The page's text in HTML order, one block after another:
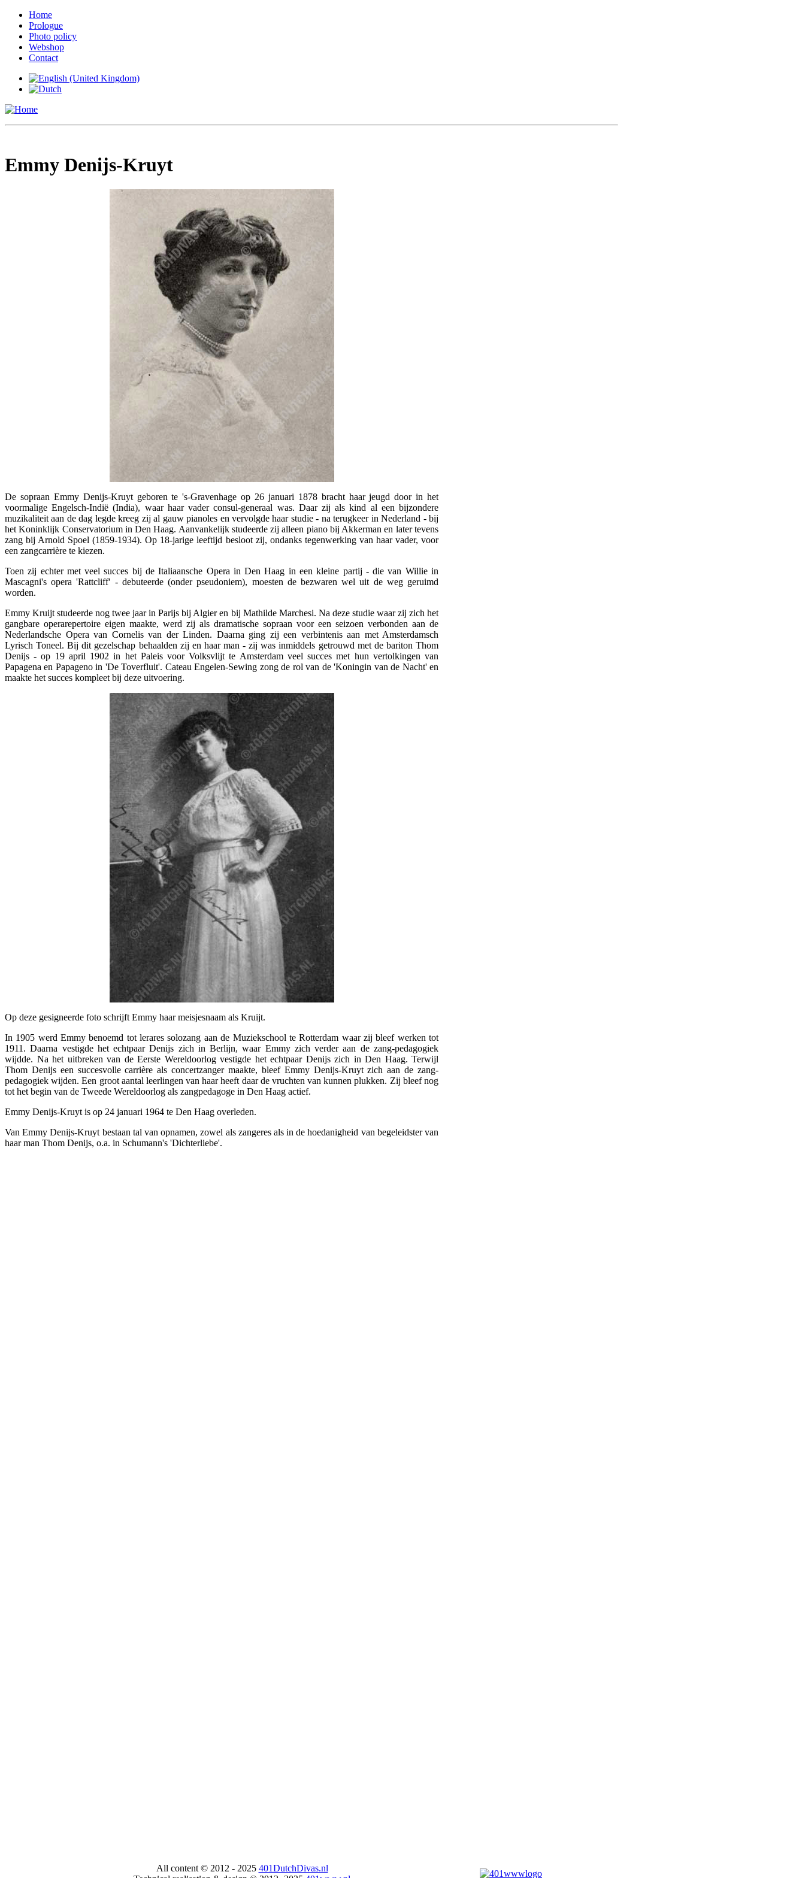
Home
Prologue
Photo policy
Webshop
Contact
Emmy Denijs-Kruyt
De sopraan Emmy Denijs-Kruyt geboren te 's-Gravenhage op 26 januari 1878 bracht haar jeugd door in het
voormalige Engelsch-Indië (India), waar haar vader consul-generaal was. Daar zij als kind al een bijzondere
muzikaliteit aan de dag legde kreeg zij al gauw pianoles en vervolgde haar studie - na terugkeer in Nederland - bij
het Koninklijk Conservatorium in Den Haag. Aanvankelijk studeerde zij alleen piano bij Akkerman en later tevens
zang bij Arnold Spoel (1859-1934). Op 18-jarige leeftijd besloot zij, ondanks tegenwerking van haar vader, voor
een zangcarrière te kiezen.
Toen zij echter met veel succes bij de Italiaansche Opera in Den Haag in een kleine partij - die van Willie in
Mascagni's opera 'Rattcliff' - debuteerde (onder pseudoniem), moesten de bezwaren wel uit de weg geruimd
worden.
Emmy Kruijt studeerde nog twee jaar in Parijs bij Algier en bij Mathilde Marchesi. Na deze studie waar zij zich het
gangbare operarepertoire eigen maakte, werd zij als dramatische sopraan voor een seizoen verbonden aan de
Nederlandsche Opera van Cornelis van der Linden. Daarna ging zij een verbintenis aan met Amsterdamsch
Lyrisch Toneel. Bij dit gezelschap behaalden zij en haar man - zij was inmiddels getrouwd met de bariton Thom
Denijs - op 19 april 1902 in het Paleis voor Volksvlijt te Amsterdam veel succes met hun vertolkingen van
Papagena en Papageno in 'De Toverfluit'. Cateau Engelen-Sewing zong de rol van de 'Koningin van de Nacht' en
maakte het succes kompleet bij deze uitvoering.
Op deze gesigneerde foto schrijft Emmy haar meisjesnaam als Kruijt.
In 1905 werd Emmy benoemd tot lerares solozang aan de Muziekschool te Rotterdam waar zij bleef werken tot
1911. Daarna vestigde het echtpaar Denijs zich in Berlijn, waar Emmy zich verder aan de zang-pedagogiek
wijdde. Na het uitbreken van de Eerste Wereldoorlog vestigde het echtpaar Denijs zich in Den Haag. Terwijl
Thom Denijs een succesvolle carrière als concertzanger maakte, bleef Emmy Denijs-Kruyt zich aan de zang-
pedagogiek wijden. Een groot aantal leerlingen van haar heeft daar de vruchten van kunnen plukken. Zij bleef nog
tot het begin van de Tweede Wereldoorlog als zangpedagoge in Den Haag actief.
Emmy Denijs-Kruyt is op 24 januari 1964 te Den Haag overleden.
Van Emmy Denijs-Kruyt bestaan tal van opnamen, zowel als zangeres als in de hoedanigheid van begeleidster van
haar man Thom Denijs, o.a. in Schumann's 'Dichterliebe'.
All content © 2012 - 2025 401DutchDivas.nl